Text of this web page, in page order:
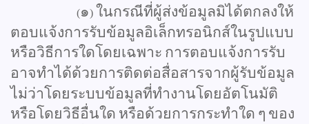
(๑) ในกรณีที่ผู้ส่งข้อมูลมิได้ตกลงให้
ตอบแจ้งการรับข้อมูลอิเล็กทรอนิกส์ในรูปแบบ
หรือวิธีการใดโดยเฉพาะ การตอบแจ้งการรับ
อาจทำได้ด้วยการติดต่อสื่อสารจากผู้รับข้อมูล
ไม่ว่าโดยระบบข้อมูลที่ทำงานโดยอัตโนมัติ
หรือโดยวิธีอื่นใด หรือด้วยการกระทำใด ๆ ของ